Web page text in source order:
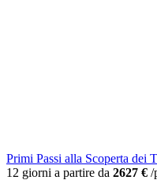
Primi Passi alla Scoperta dei
12 giorni a partire da 2627 € /